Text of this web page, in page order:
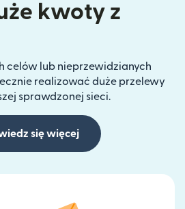
kwoty z
celów lub nieprzewidzianych
realizować duże przelewy
sprawdzonej sieci.
się więcej